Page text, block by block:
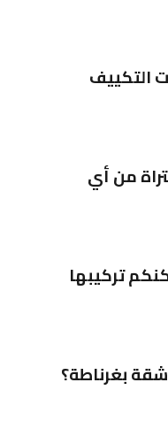
التكييف
خدمة تركيب
للمشاريع الأكبر.
من أي
مسبقاً.
تركيبها
التمديدات.
بغرناطة؟